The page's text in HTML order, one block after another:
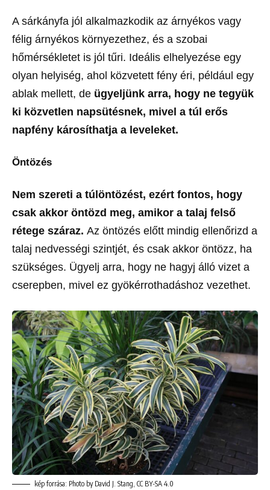
A sárkányfa jól alkalmazkodik az árnyékos vagy
félig árnyékos környezethez, és a szobai
hőmérsékletet is jól tűri. Ideális elhelyezése egy
olyan helyiség, ahol közvetett fény éri, például egy
ablak mellett, de ügyeljünk arra, hogy ne tegyük
ki közvetlen napsütésnek, mivel a túl erős
napfény károsíthatja a leveleket.
Öntözés
Nem szereti a túlöntözést, ezért fontos, hogy
csak akkor öntözd meg, amikor a talaj felső
rétege száraz. Az öntözés előtt mindig ellenőrizd a
talaj nedvességi szintjét, és csak akkor öntözz, ha
szükséges. Ügyelj arra, hogy ne hagyj álló vizet a
cserepben, mivel ez gyökérrothadáshoz vezethet.
kép forrása: Photo by David J. Stang, CC BY-SA 4.0